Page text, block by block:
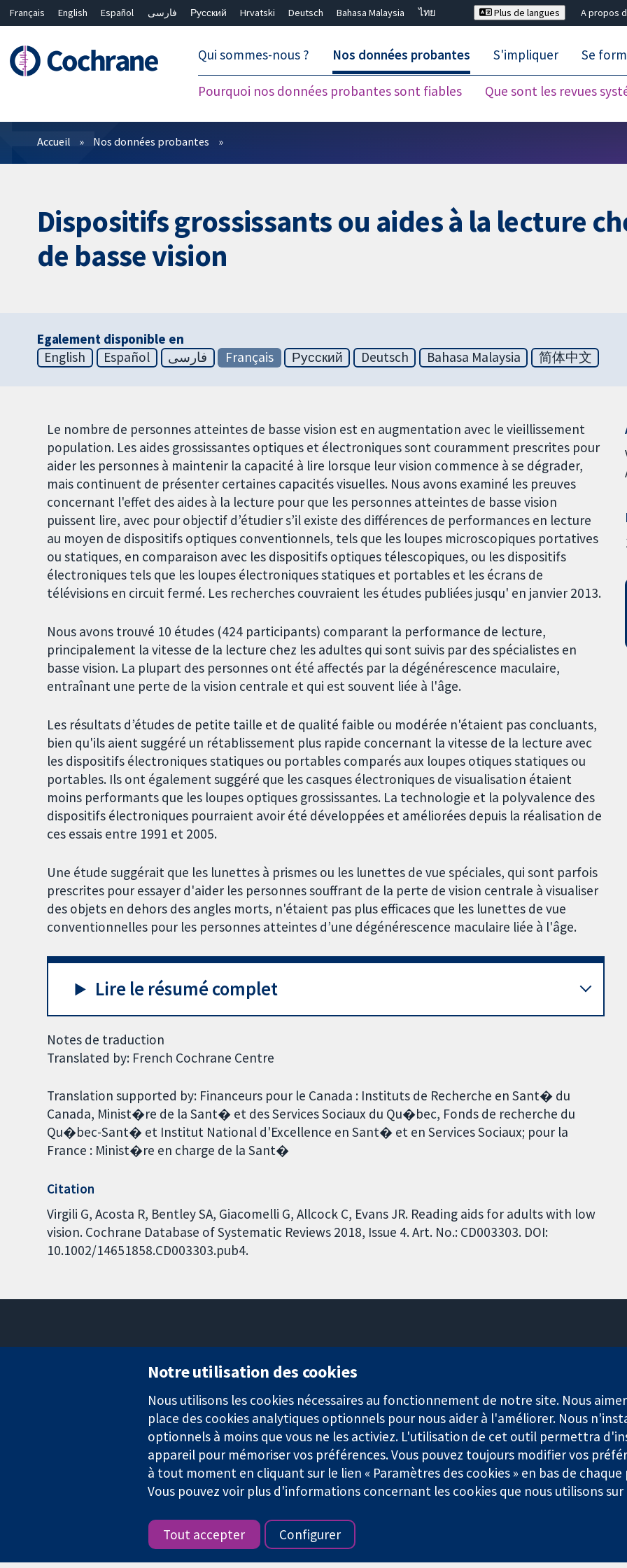
Français English Español فارسی Русский Hrvatski Deutsch Bahasa Malaysia
ไทย
Plus de langues A propos
Qui sommes-nous ? Nos données probantes
Pourquoi nos données probantes sont fiables Que sont les revues
S'impliquer Se
Filtres
Accueil Nos données probantes
Dispositifs grossissants ou aides à la lecture
de basse vision
Egalement disponible en
English
Español فارسی Français Русский Deutsch Bahasa Malaysia 简体中文
Le nombre de personnes atteintes de basse vision est en augmentation avec le vieillissement
population. Les aides grossissantes optiques et électroniques sont couramment prescrites pour
aider les personnes à maintenir la capacité à lire lorsque leur vision commence à se dégrader,
mais continuent de présenter certaines capacités visuelles. Nous avons examiné les preuves
concernant l'effet des aides à la lecture pour que les personnes atteintes de basse vision
puissent lire, avec pour objectif d’étudier s’il existe des différences de performances en lecture
au moyen de dispositifs optiques conventionnels, tels que les loupes microscopiques portatives
ou statiques, en comparaison avec les dispositifs optiques télescopiques, ou les dispositifs
électroniques tels que les loupes électroniques statiques et portables et les écrans de
télévisions en circuit fermé. Les recherches couvraient les études publiées jusqu' en janvier 2013.
Nous avons trouvé 10 études (424 participants) comparant la performance de lecture,
principalement la vitesse de la lecture chez les adultes qui sont suivis par des spécialistes en
basse vision. La plupart des personnes ont été affectés par la dégénérescence maculaire,
entraînant une perte de la vision centrale et qui est souvent liée à l'âge.
Les résultats d’études de petite taille et de qualité faible ou modérée n'étaient pas concluants,
bien qu'ils aient suggéré un rétablissement plus rapide concernant la vitesse de la lecture avec
les dispositifs électroniques statiques ou portables comparés aux loupes otiques statiques ou
portables. Ils ont également suggéré que les casques électroniques de visualisation étaient
moins performants que les loupes optiques grossissantes. La technologie et la polyvalence des
dispositifs électroniques pourraient avoir été développées et améliorées depuis la réalisation de
ces essais entre 1991 et 2005.
Une étude suggérait que les lunettes à prismes ou les lunettes de vue spéciales, qui sont parfois
prescrites pour essayer d'aider les personnes souffrant de la perte de vision centrale à visualiser
des objets en dehors des angles morts, n'étaient pas plus efficaces que les lunettes de vue
conventionnelles pour les personnes atteintes d’une dégénérescence maculaire liée à l'âge.
Lire le résumé complet
Notes de traduction
Translated by: French Cochrane Centre
Translation supported by: Financeurs pour le Canada : Instituts de Recherche en Sant� du
Canada, Minist�re de la Sant� et des Services Sociaux du Qu�bec, Fonds de recherche du
Qu�bec-Sant� et Institut National d'Excellence en Sant� et en Services Sociaux; pour la
France : Minist�re en charge de la Sant�
Citation
Virgili G, Acosta R, Bentley SA, Giacomelli G, Allcock C, Evans JR. Reading aids for adults with low
vision. Cochrane Database of Systematic Reviews 2018, Issue 4. Art. No.: CD003303. DOI:
10.1002/14651858.CD003303.pub4.
Londres
W1G0AN
Royaume-Uni
La Collaboration Cochrane est une association caritative (n° 1045921) et une société à responsabilité limitée par garantie (n°
Copyright © 2026 The Cochrane Collaboration Conditions Générales
Notre utilisation des cookies
Nous utilisons les cookies nécessaires au fonctionnement de notre site. Nous
place des cookies analytiques optionnels pour nous aider à l'améliorer. Nous
optionnels à moins que vous ne les activiez. L'utilisation de cet outil permettra
appareil pour mémoriser vos préférences. Vous pouvez toujours modifier vos
à tout moment en cliquant sur le lien « Paramètres des cookies » en bas de chaque
Vous pouvez voir plus d'informations concernant les cookies que nous utilisons
Tout accepter Configurer